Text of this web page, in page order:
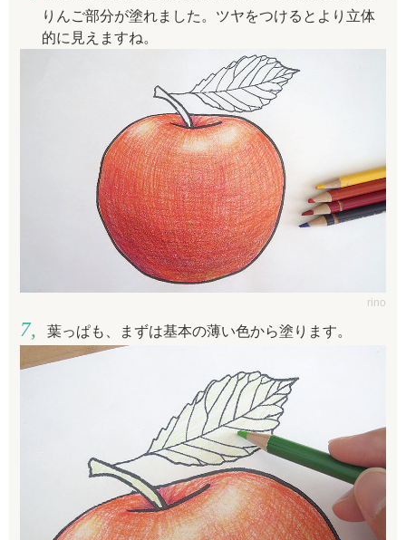
りんご部分が塗れました。ツヤをつけるとより立体
的に見えますね。
rino
葉っぱも、まずは基本の薄い色から塗ります。